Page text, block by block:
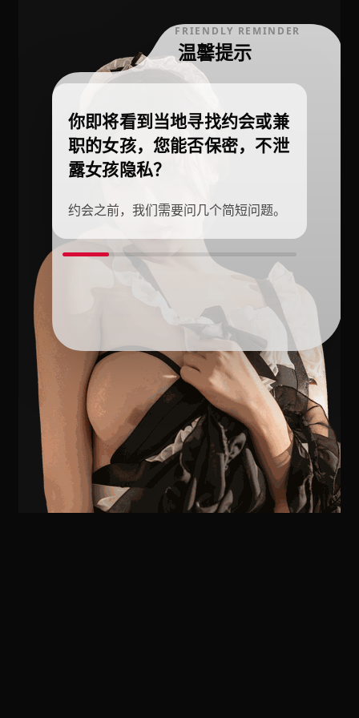
FRIENDLY REMINDER
温馨提示
你即将看到当地寻找约会或兼
职的女孩，您能否保密，不泄
露女孩隐私？
约会之前，我们需要问几个简短问题。